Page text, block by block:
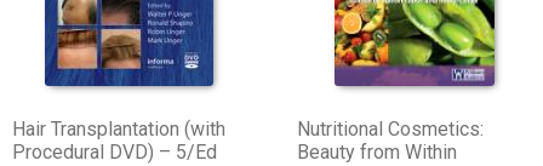
Hair Transplantation (with
Procedural DVD) – 5/Ed
Nutritional Cosmetics:
Beauty from Within